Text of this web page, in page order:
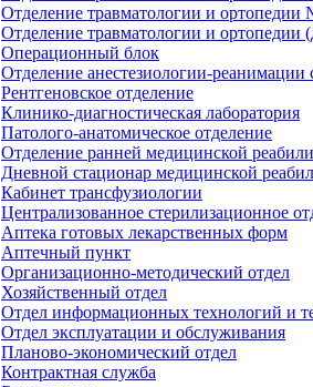
Отделение травматологии и ортопедии
Отделение травматологии и ортопедии
Операционный блок
Отделение анестезиологии-
Рентгеновское отделение
Клинико-диагностическая лаборатория
Патолого-анатомическое отделение
Отделение ранней медицинской
Дневной стационар медицинской
Кабинет трансфузиологии
Централизованное стерилизационное
Аптека готовых лекарственных форм
Аптечный пункт
Организационно-методический отдел
Хозяйственный отдел
Отдел информационных технологий и
Отдел эксплуатации и обслуживания
Планово-экономический отдел
Контрактная служба